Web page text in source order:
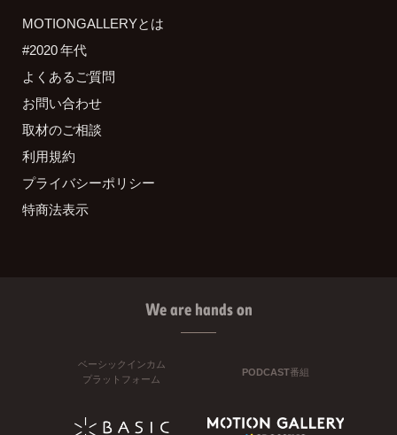
MOTIONGALLERYとは
#2020 年代
よくあるご質問
お問い合わせ
取材のご相談
利用規約
プライバシーポリシー
特商法表示
We are hands on
ベーシックインカム
プラットフォーム
PODCAST番組